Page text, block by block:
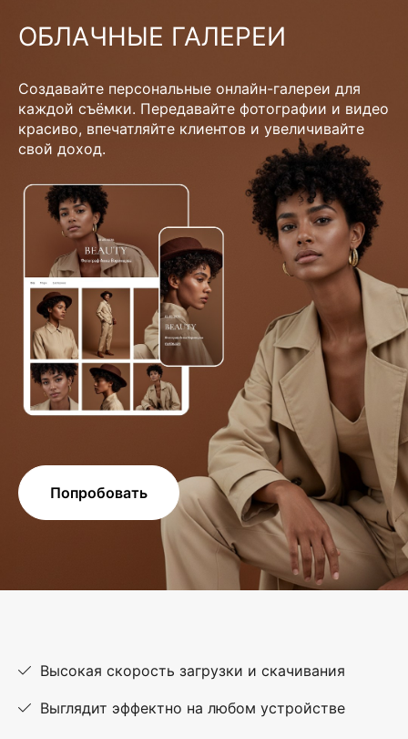
ОБЛАЧНЫЕ ГАЛЕРЕИ
Создавайте персональные онлайн-галереи для
каждой съёмки. Передавайте фотографии и видео
красиво, впечатляйте клиентов и увеличивайте
свой доход.
Попробовать
Высокая скорость загрузки и скачивания
Выглядит эффектно на любом устройстве